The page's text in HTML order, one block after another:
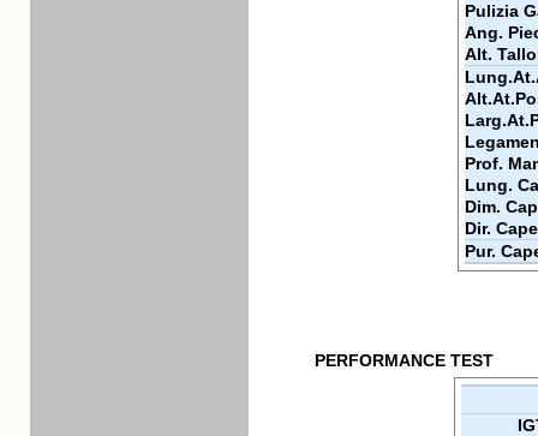
Pulizia
Ang.
Alt.
Prof.
Lung.
Dim.
Dir.
Pur.
PERFORMANCE TEST